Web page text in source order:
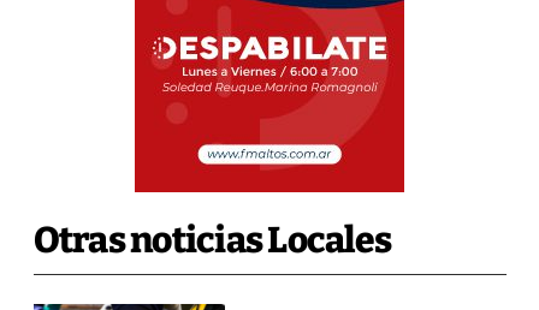
Otras noticias Locales